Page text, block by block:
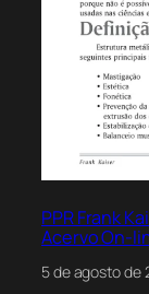
PPR Frank
Acervo On-
5 de agosto de